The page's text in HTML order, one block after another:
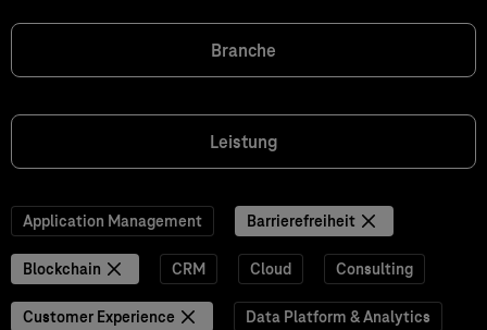
Branche
Leistung
Application Management Barrierefreiheit
Blockchain CRM Cloud Consulting
Customer Experience Data Platform & Analytics